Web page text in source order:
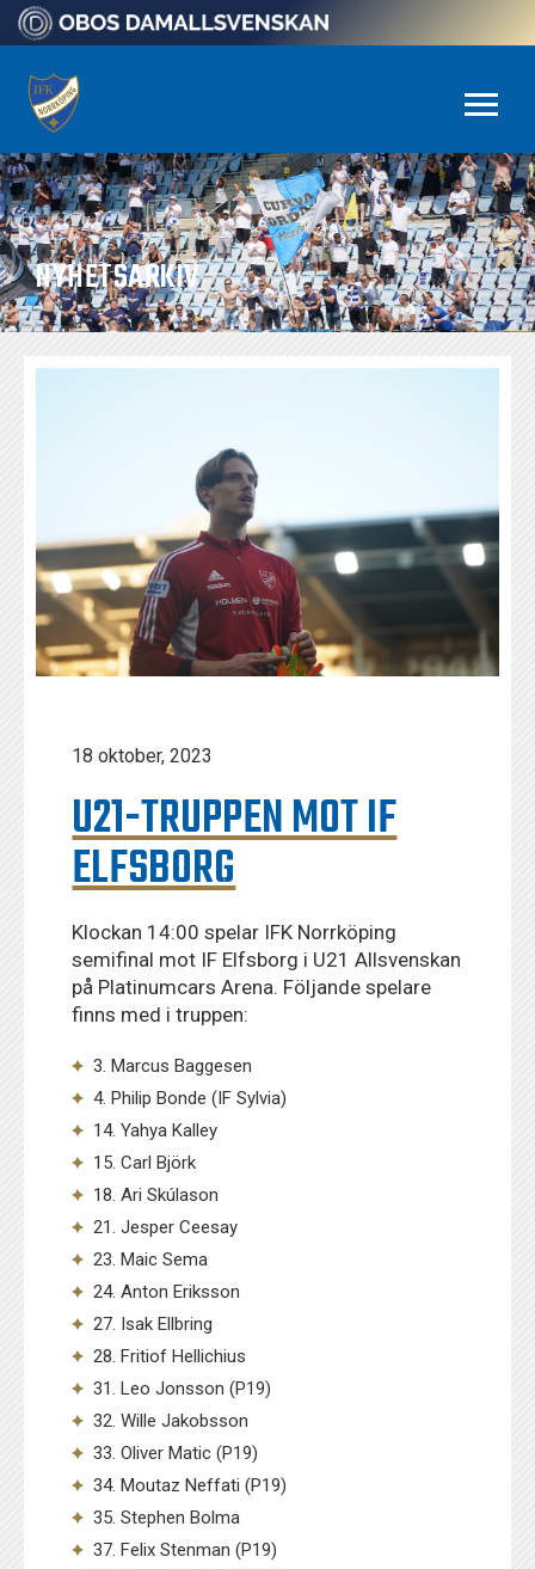
NYHETSARKIV
18 oktober, 2023
U21-TRUPPEN MOT IF
ELFSBORG
Klockan 14:00 spelar IFK Norrköping
semifinal mot IF Elfsborg i U21 Allsvenskan
på Platinumcars Arena. Följande spelare
finns med i truppen:
3. Marcus Baggesen
4. Philip Bonde (IF Sylvia)
14. Yahya Kalley
15. Carl Björk
18. Ari Skúlason
21. Jesper Ceesay
23. Maic Sema
24. Anton Eriksson
27. Isak Ellbring
28. Fritiof Hellichius
31. Leo Jonsson (P19)
32. Wille Jakobsson
33. Oliver Matic (P19)
34. Moutaz Neffati (P19)
35. Stephen Bolma
37. Felix Stenman (P19)